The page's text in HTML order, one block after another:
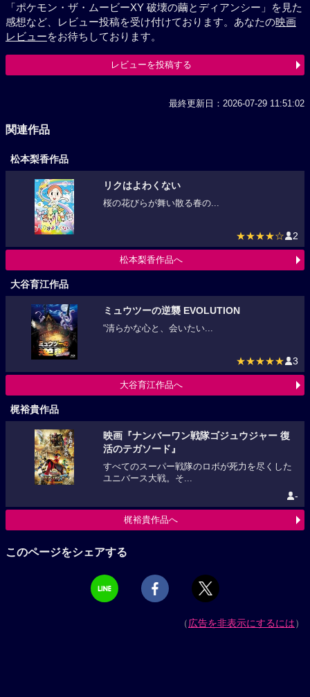
「ポケモン・ザ・ムービーXY 破壊の繭とディアンシー」を見た
感想など、レビュー投稿を受け付けております。あなたの映画
レビューをお待ちしております。
レビューを投稿する
最終更新日：2026-07-29 11:51:02
関連作品
松本梨香作品
リクはよわくない
桜の花びらが舞い散る春の...
★★★★☆ 2
松本梨香作品へ
大谷育江作品
ミュウツーの逆襲 EVOLUTION
“清らかな心と、会いたい...
★★★★★ 3
大谷育江作品へ
梶裕貴作品
映画『ナンバーワン戦隊ゴジュウジャー 復
活のテガソード』
すべてのスーパー戦隊のロボが死力を尽くした
ユニバース大戦。そ...
-
梶裕貴作品へ
このページをシェアする
（広告を非表示にするには）